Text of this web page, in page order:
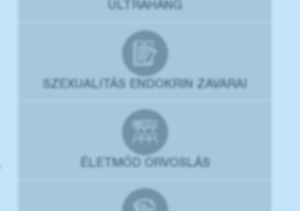
ULTRAHANG
SZEXUALITÁS ENDOKRIN ZAVARAI
ÉLETMÓD ORVOSLÁS